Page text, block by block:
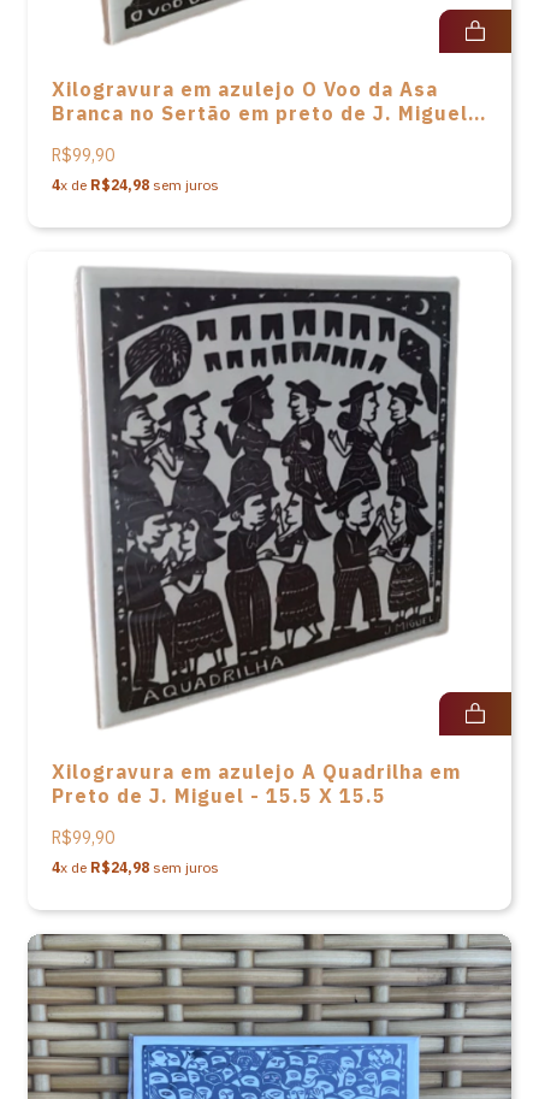
Xilogravura em azulejo O Voo da Asa
Branca no Sertão em preto de J. Miguel -
R$99,90
4x de R$24,98 sem juros
Xilogravura em azulejo A Quadrilha em
Preto de J. Miguel - 15.5 X 15.5
R$99,90
4x de R$24,98 sem juros